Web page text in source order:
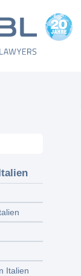
Italien